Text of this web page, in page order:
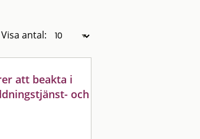
Visa antal:
att beakta i
och